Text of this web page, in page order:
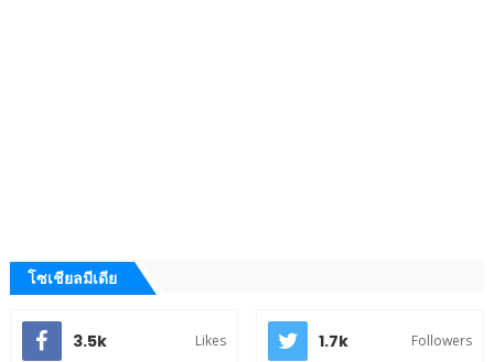
โซเชียลมีเดีย
3.5k Likes 1.7k Followers